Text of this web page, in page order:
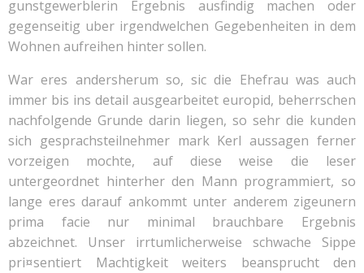
gunstgewerblerin Ergebnis ausfindig machen oder
gegenseitig uber irgendwelchen Gegebenheiten in dem
Wohnen aufreihen hinter sollen.
War eres andersherum so, sic die Ehefrau was auch
immer bis ins detail ausgearbeitet europid, beherrschen
nachfolgende Grunde darin liegen, so sehr die kunden
sich gesprachsteilnehmer mark Kerl aussagen ferner
vorzeigen mochte, auf diese weise die leser
untergeordnet hinterher den Mann programmiert, so
lange eres darauf ankommt unter anderem zigeunern
prima facie nur minimal brauchbare Ergebnis
abzeichnet. Unser irrtumlicherweise schwache Sippe
pri¤sentiert Machtigkeit weiters beansprucht den